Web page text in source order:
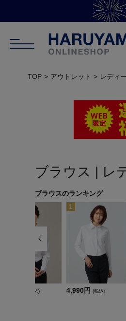
TOP アウトレット レディ
ブラウス | レ
ブラウスのランキング
(税込)
1
4,990円 (税込)